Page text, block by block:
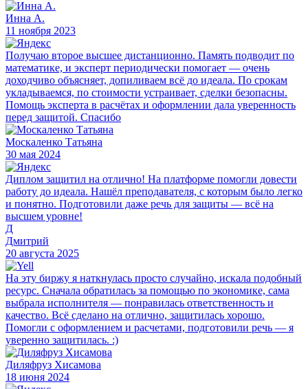
Инна А.
11 ноября 2023
Получаю второе высшее дистанционно. Память подводит по
математике, и эксперт периодически помогает — очень
доходчиво объясняет, допиливаем всё до идеала. По срокам
укладываемся, по стоимости устраивает, сделки безопасны.
Помощь эксперта в расчётах и оформлении дала уверенность
перед защитой. Спасибо
Москаленко Татьяна
30 мая 2024
Диплом защитил на отлично! На платформе помогли довести
работу до идеала. Нашёл преподавателя, с которым было легко
и понятно. Подготовили даже речь для защиты — всё на
высшем уровне!
Д
Дмитрий
20 августа 2025
На эту биржу я наткнулась просто случайно, искала подобный
ресурс. Сначала обратилась за помощью по экономике, сама
выбрала исполнителя — понравилась ответственность и
качество. Всё сделано на отлично, защитилась хорошо.
Помогли с оформлением и расчетами, подготовили речь — я
уверенно защитилась. :)
Диляфруз Хисамова
18 июня 2024